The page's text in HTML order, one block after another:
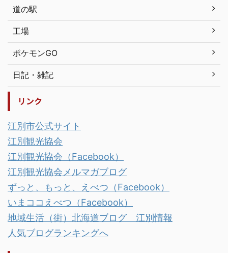
道の駅
工場
ポケモンGO
日記・雑記
リンク
江別市公式サイト
江別観光協会
江別観光協会（Facebook）
江別観光協会メルマガブログ
ずっと、もっと、えべつ（Facebook）
いまココえべつ（Facebook）
地域生活（街）北海道ブログ 江別情報
人気ブログランキングへ